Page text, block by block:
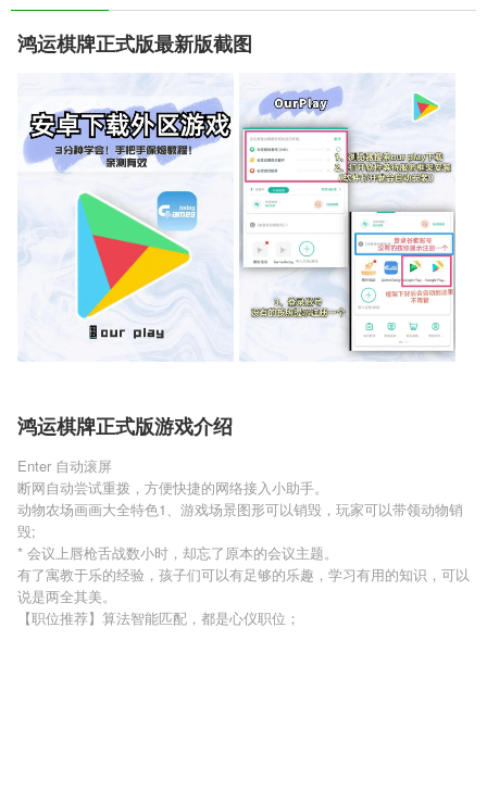
鸿运棋牌正式版最新版截图
鸿运棋牌正式版游戏介绍
Enter 自动滚屏
断网自动尝试重拨，方便快捷的网络接入小助手。
动物农场画画大全特色1、游戏场景图形可以销毁，玩家可以带领动物销
毁;
* 会议上唇枪舌战数小时，却忘了原本的会议主题。
有了寓教于乐的经验，孩子们可以有足够的乐趣，学习有用的知识，可以
说是两全其美。
【职位推荐】算法智能匹配，都是心仪职位；